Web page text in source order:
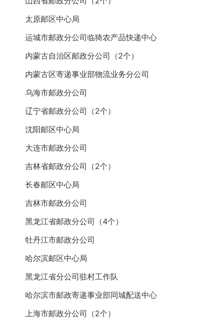
太原邮区中心局
运城市邮政分公司临猗农产品快递中心
内蒙古自治区邮政分公司（2个）
内蒙古区寄递事业部物流业务分公司
乌海市邮政分公司
辽宁省邮政分公司（2个）
沈阳邮区中心局
大连市邮政分公司
吉林省邮政分公司（2个）
长春邮区中心局
吉林市邮政分公司
黑龙江省邮政分公司（4个）
牡丹江市邮政分公司
哈尔滨邮区中心局
黑龙江省分公司驻村工作队
哈尔滨市邮政寄递事业部同城配送中心
上海市邮政分公司（2个）